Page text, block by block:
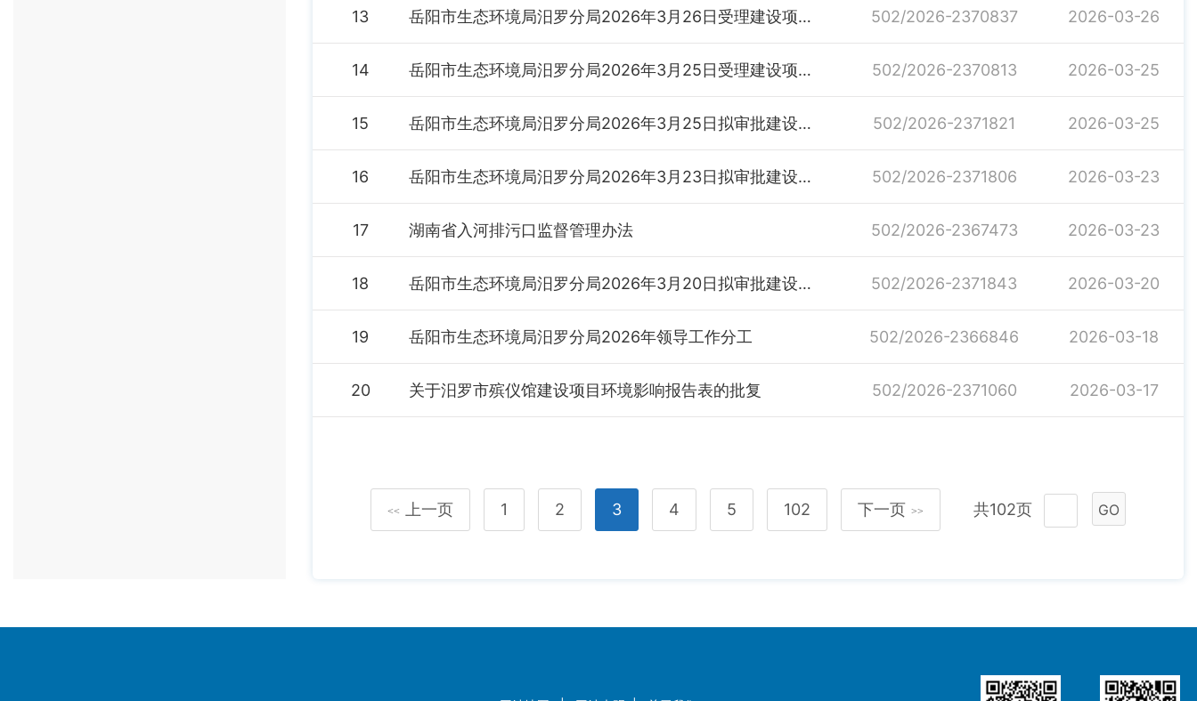
13 岳阳市生态环境局汨罗分局2026年3月26日受理建设项目环境影响评价文件公示 502/2026-2370837 2026-03-26
14 岳阳市生态环境局汨罗分局2026年3月25日受理建设项目环境影响评价文件公示 502/2026-2370813 2026-03-25
15 岳阳市生态环境局汨罗分局2026年3月25日拟审批建设项目环境影响评价文件公示 502/2026-2371821 2026-03-25
16 岳阳市生态环境局汨罗分局2026年3月23日拟审批建设项目环境影响评价文件公示 502/2026-2371806 2026-03-23
17 湖南省入河排污口监督管理办法 502/2026-2367473 2026-03-23
18 岳阳市生态环境局汨罗分局2026年3月20日拟审批建设项目环境影响评价文件公示 502/2026-2371843 2026-03-20
19 岳阳市生态环境局汨罗分局2026年领导工作分工 502/2026-2366846 2026-03-18
20 关于汨罗市殡仪馆建设项目环境影响报告表的批复 502/2026-2371060 2026-03-17
<< 上一页 1 2 3 4 5 102 下一页 >> 共102页 GO